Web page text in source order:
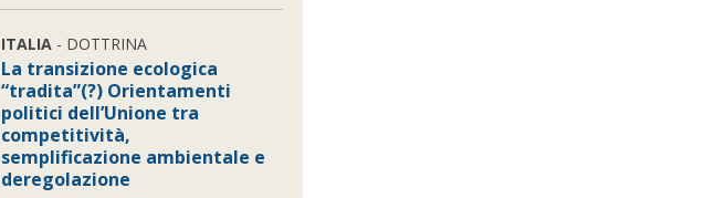
ITALIA- DOTTRINA
La transizione ecologica
“tradita”(?) Orientamenti
politici dell’Unione tra
competitività,
semplificazione ambientale e
deregolazione